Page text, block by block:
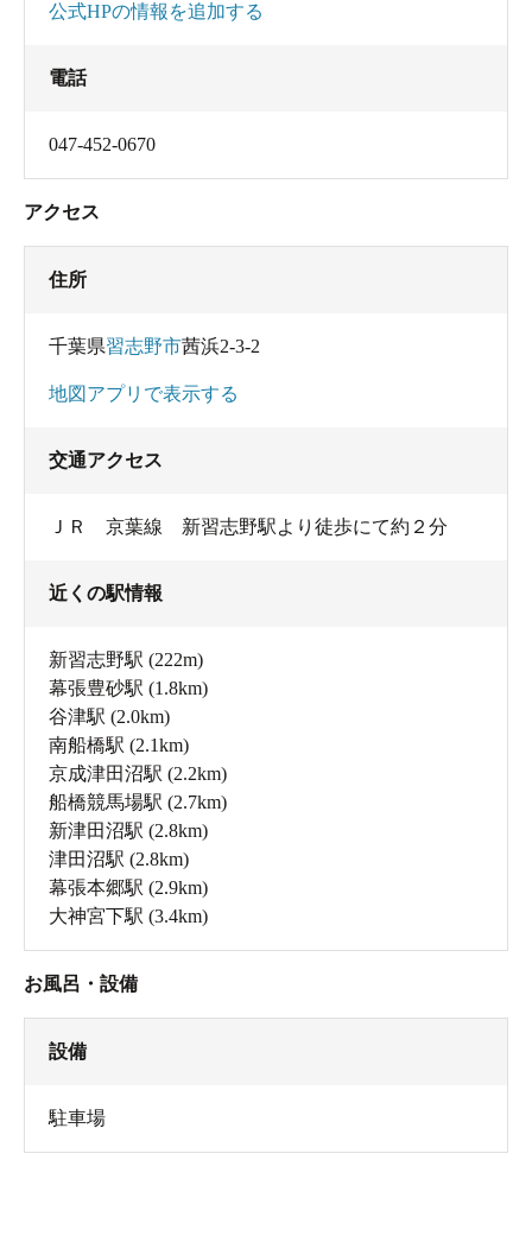
公式HPの情報を追加する
電話
047-452-0670
アクセス
住所
千葉県習志野市茜浜2-3-2
地図アプリで表示する
交通アクセス
ＪＲ 京葉線 新習志野駅より徒歩にて約２分
近くの駅情報
新習志野駅 (222m)
幕張豊砂駅 (1.8km)
谷津駅 (2.0km)
南船橋駅 (2.1km)
京成津田沼駅 (2.2km)
船橋競馬場駅 (2.7km)
新津田沼駅 (2.8km)
津田沼駅 (2.8km)
幕張本郷駅 (2.9km)
大神宮下駅 (3.4km)
お風呂・設備
設備
駐車場